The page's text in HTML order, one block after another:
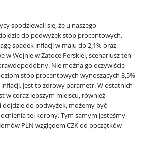
spodziewali się, że u naszego
do podwyżek stóp procentowych.
spadek inflacji w maju do 2,1% oraz
w Wojnie w Zatoce Perskiej, scenariusz ten
Nie można go oczywiście
stóp procentowych wynoszących 3,5%
Jest to zdrowy parametr. W ostatnich
w coraz lepszym miejscu, również
dojdzie do podwyżek, możemy być
tej korony. Tym samym jesteśmy
PLN względem CZK od początków